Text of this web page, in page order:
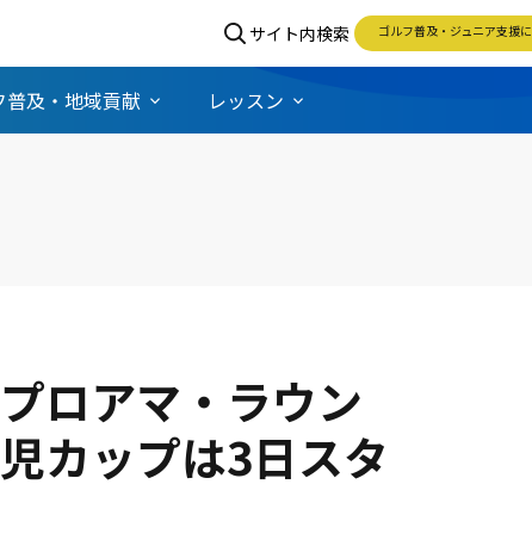
サイト内検索 ゴルフ普及・ジュニア支援に
普及・地域貢献 レッスン
ロアマ・ラウン
カップは3日スタ